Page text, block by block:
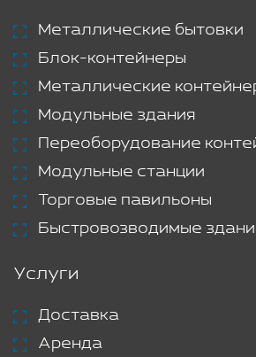
Металлические бытовки
Блок-контейнеры
Металлические
Модульные здания
Переоборудование
Модульные станции
Торговые павильоны
Быстровозводимые
Услуги
Доставка
Аренда